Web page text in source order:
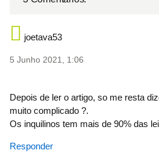
joetava53
5 Junho 2021, 1:06
Depois de ler o artigo, so me resta
muito complicado ?.
Os inquilinos tem mais de 90% das
Responder